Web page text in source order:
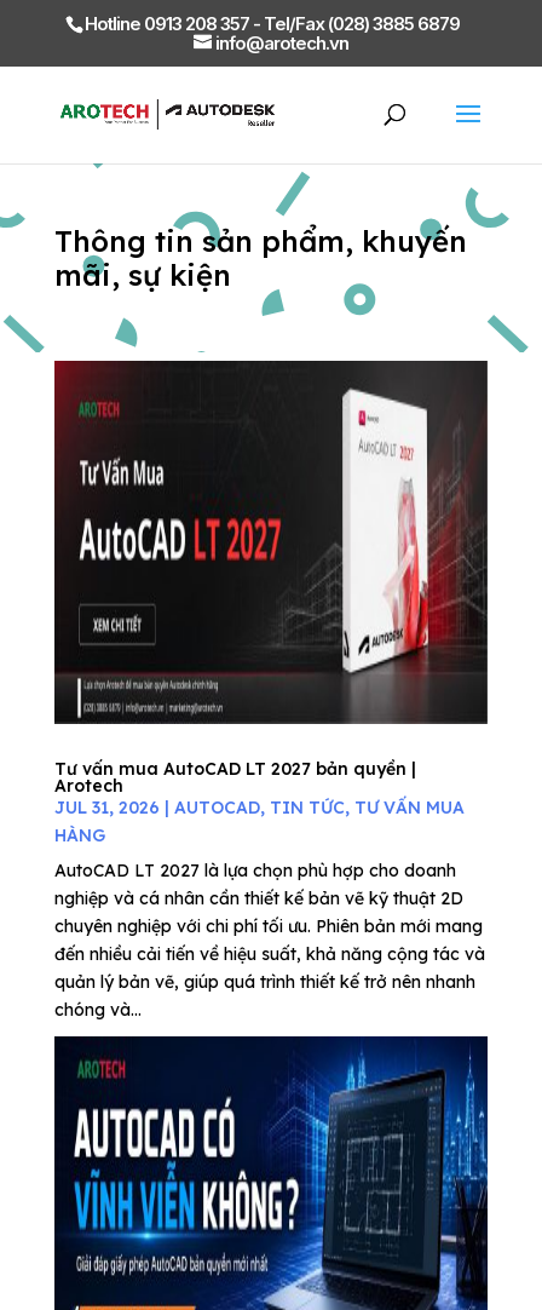
Hotline 0913 208 357 - Tel/Fax (028) 3885 6879
info@arotech.vn
Thông tin sản phẩm, khuyến
mãi, sự kiện
Tư vấn mua AutoCAD LT 2027 bản quyền |
Arotech
JUL 31, 2026 | AUTOCAD, TIN TỨC, TƯ VẤN MUA
HÀNG
AutoCAD LT 2027 là lựa chọn phù hợp cho doanh
nghiệp và cá nhân cần thiết kế bản vẽ kỹ thuật 2D
chuyên nghiệp với chi phí tối ưu. Phiên bản mới mang
đến nhiều cải tiến về hiệu suất, khả năng cộng tác và
quản lý bản vẽ, giúp quá trình thiết kế trở nên nhanh
chóng và...